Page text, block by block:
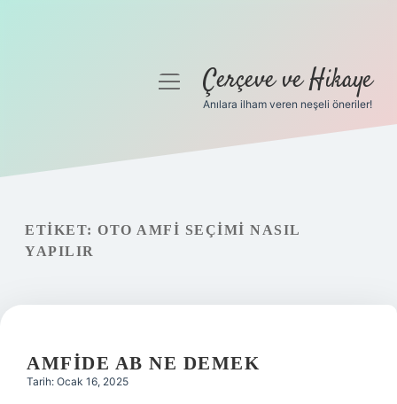
Gizlilik Politikası
Hakkımızda
menüyüÇerçeve ve Hikaye
Anılara ilham veren neşeli öneriler!
ETIKET: OTO AMFI SEÇIMI NASIL
YAPILIR
AMFIDE AB NE DEMEK
Tarih: Ocak 16, 2025